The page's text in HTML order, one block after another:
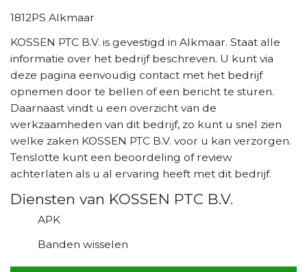
1812PS Alkmaar
KOSSEN PTC B.V. is gevestigd in Alkmaar. Staat alle
informatie over het bedrijf beschreven. U kunt via
deze pagina eenvoudig contact met het bedrijf
opnemen door te bellen of een bericht te sturen.
Daarnaast vindt u een overzicht van de
werkzaamheden van dit bedrijf, zo kunt u snel zien
welke zaken KOSSEN PTC B.V. voor u kan verzorgen.
Tenslotte kunt een beoordeling of review
achterlaten als u al ervaring heeft met dit bedrijf.
Diensten van KOSSEN PTC B.V.
APK
Banden wisselen